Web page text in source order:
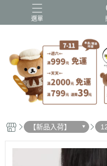
選單
史努比歐拉夫 吉伊卡哇
迪士尼-玩具總動員
【新品入荷】